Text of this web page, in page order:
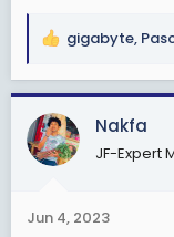
R
a
c
t
i
s
gigabyte,
Nakfa
JF-Expert
Jun 4, 2023